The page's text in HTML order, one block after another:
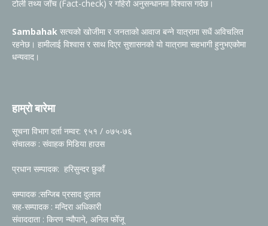
टोली तथ्य जाँच (Fact-check) र गहिरो अनुसन्धानमा विश्वास गर्दछ।
Sambahak सत्यको खोजीमा र जनताको आवाज बन्ने यात्रामा सधैं अविचलित
रहनेछ। हामीलाई विश्वास र साथ दिएर सुशासनको यो यात्रामा सहभागी हुनुभएकोमा
धन्यवाद।
हाम्रो बारेमा
सूचना विभाग दर्ता नम्वर: ९५१ / ०७५-७६
संचालक : संवाहक मिडिया हाउस
प्रधान सम्पादक: हरिसुन्दर छुकाँ
सम्पादक :सन्जिब प्रसाद दुलाल
सह-सम्पादक : मन्दिरा अधिकारी
संवाददाता : किरण न्यौपाने, अनिल फोँजू